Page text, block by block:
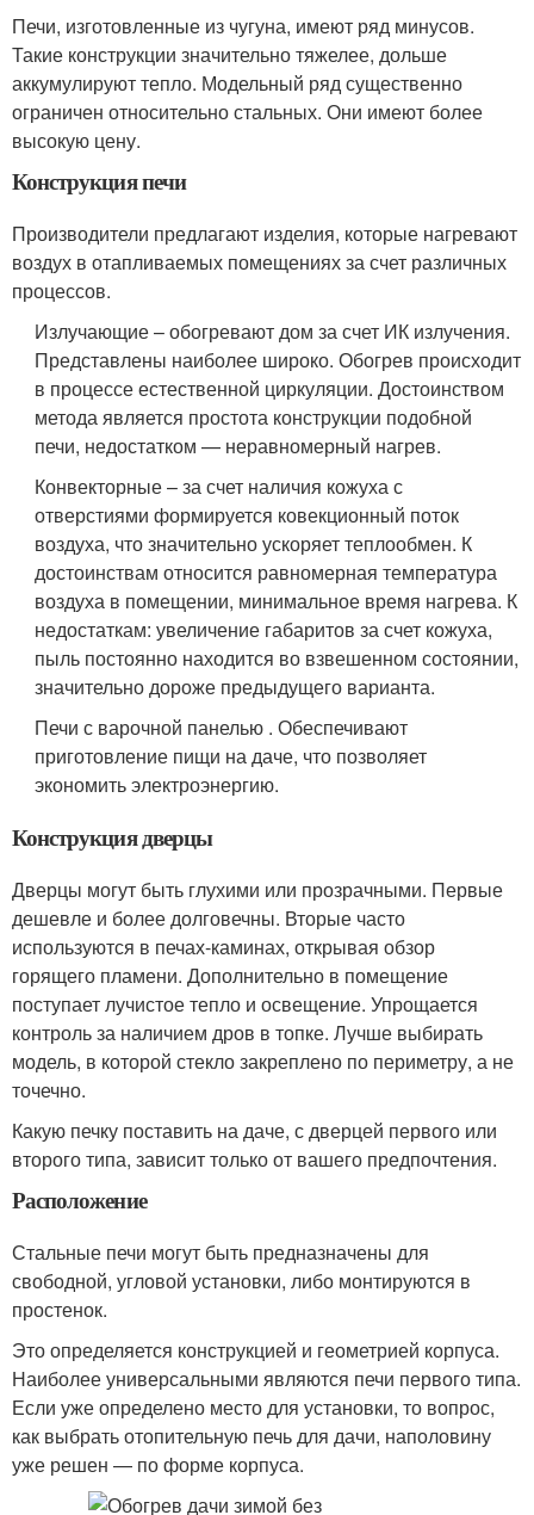
Печи, изготовленные из чугуна, имеют ряд минусов.
Такие конструкции значительно тяжелее, дольше
аккумулируют тепло. Модельный ряд существенно
ограничен относительно стальных. Они имеют более
высокую цену.
Конструкция печи
Производители предлагают изделия, которые нагревают
воздух в отапливаемых помещениях за счет различных
процессов.
Излучающие – обогревают дом за счет ИК излучения.
Представлены наиболее широко. Обогрев происходит
в процессе естественной циркуляции. Достоинством
метода является простота конструкции подобной
печи, недостатком — неравномерный нагрев.
Конвекторные – за счет наличия кожуха с
отверстиями формируется ковекционный поток
воздуха, что значительно ускоряет теплообмен. К
достоинствам относится равномерная температура
воздуха в помещении, минимальное время нагрева. К
недостаткам: увеличение габаритов за счет кожуха,
пыль постоянно находится во взвешенном состоянии,
значительно дороже предыдущего варианта.
Печи с варочной панелью . Обеспечивают
приготовление пищи на даче, что позволяет
экономить электроэнергию.
Конструкция дверцы
Дверцы могут быть глухими или прозрачными. Первые
дешевле и более долговечны. Вторые часто
используются в печах-каминах, открывая обзор
горящего пламени. Дополнительно в помещение
поступает лучистое тепло и освещение. Упрощается
контроль за наличием дров в топке. Лучше выбирать
модель, в которой стекло закреплено по периметру, а не
точечно.
Какую печку поставить на даче, с дверцей первого или
второго типа, зависит только от вашего предпочтения.
Расположение
Стальные печи могут быть предназначены для
свободной, угловой установки, либо монтируются в
простенок.
Это определяется конструкцией и геометрией корпуса.
Наиболее универсальными являются печи первого типа.
Если уже определено место для установки, то вопрос,
как выбрать отопительную печь для дачи, наполовину
уже решен — по форме корпуса.